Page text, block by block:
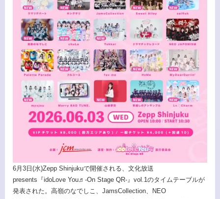
6月3日(水)Zepp Shinjukuで開催される、文化放送
presents『idoLove You♬-On Stage QR-』vol.1のタイムテーブルが
発表された。高嶺のなでしこ、JamsCollection、NEO